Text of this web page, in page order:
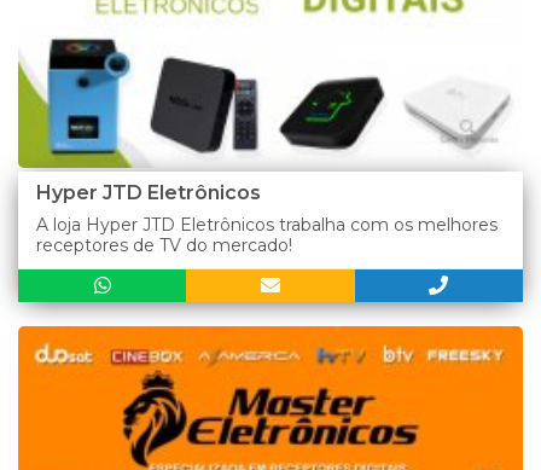
Hyper JTD Eletrônicos
A loja Hyper JTD Eletrônicos trabalha com os melhores
receptores de TV do mercado!